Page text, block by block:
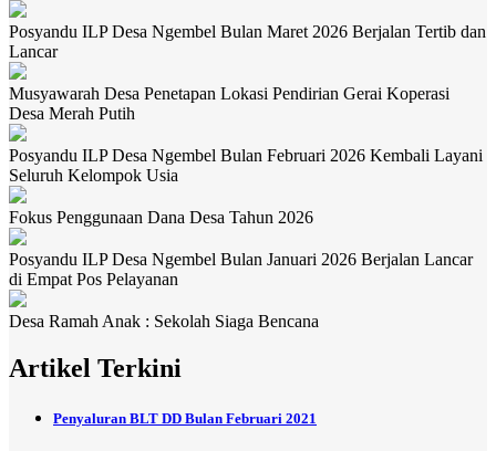
Posyandu ILP Desa Ngembel Bulan Maret 2026 Berjalan Tertib dan
Lancar
Musyawarah Desa Penetapan Lokasi Pendirian Gerai Koperasi
Desa Merah Putih
Posyandu ILP Desa Ngembel Bulan Februari 2026 Kembali Layani
Seluruh Kelompok Usia
Fokus Penggunaan Dana Desa Tahun 2026
Posyandu ILP Desa Ngembel Bulan Januari 2026 Berjalan Lancar
di Empat Pos Pelayanan
Desa Ramah Anak : Sekolah Siaga Bencana
Artikel Terkini
Penyaluran BLT DD Bulan Februari 2021